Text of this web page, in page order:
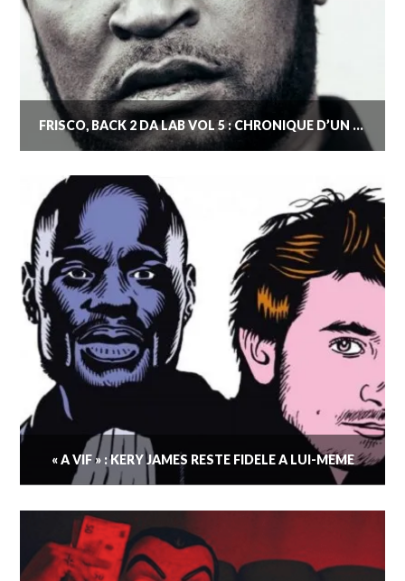
FRISCO, BACK 2 DA LAB VOL 5 : CHRONIQUE D’UN GRIME ADDICT
« A VIF » : KERY JAMES RESTE FIDÈLE À LUI-MÊME